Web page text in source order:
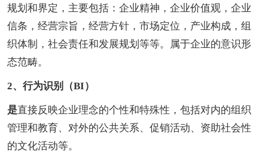
规划和界定，主要包括：企业精神，企业价值观，企业
信条，经营宗旨，经营方针，市场定位，产业构成，组
织体制，社会责任和发展规划等等。属于企业的意识形
态范畴。
2、行为识别（BI）
是直接反映企业理念的个性和特殊性，包括对内的组织
管理和教育、对外的公共关系、促销活动、资助社会性
的文化活动等。